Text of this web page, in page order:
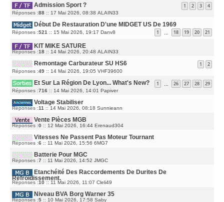
S
S
G
E
E
E
S
Admission Sport ? 1 2 3 4
Réponses :88 :: 17 Mai 2026, 08:38 D
E
N
E
S
E
ALAIN33
Début De Restauration D'une MIDGET US De 1969
1 18 19 20 21
Réponses :521 :: 15 Mai 2026, 19:17 D
E
E
E
S
E
Danv8
KIT MIKE SATURE
Réponses :18 :: 14 Mai 2026, 20:48 D
E
N
E
E
S
S
ALAIN33
Remontage Carburateur SU HS6 1 2
Réponses :49 :: 14 Mai 2026, 19:05 D
E
N
I
E
S
S
VHF39600
Et Sur La Région De Lyon... What's New? 1 26 27 28 29
Réponses :716 :: 14 Mai 2026, 14:01 D
E
E
S
G
E
Papiver
Voltage Stabiliser
Réponses :11 :: 14 Mai 2026, 08:18 D
E
I
E
M
E
S
E
Sunnieann
Vente Pièces MGB
Réponses :0 :: 12 Mai 2026, 16:44 D
E
N
I
E
S
G
Erenaud304
Vitesses Ne Passent Pas Moteur Tournant
Réponses :6 :: 11 Mai 2026, 15:56 D
E
E
M
E
S
E
6MG7
Batterie Pour MGC
Réponses :7 :: 11 Mai 2026, 14:52 D
E
N
E
R
E
S
S
JMGC
Etanchéité Des Raccordements De Durites De
Refroidissement.
Réponses :10 :: 11 Mai 2026, 11:07 D
E
N
I
Cleli49
Niveau BVA Borg Warner 35
Réponses :5 :: 10 Mai 2026, 17:58 D
Saby